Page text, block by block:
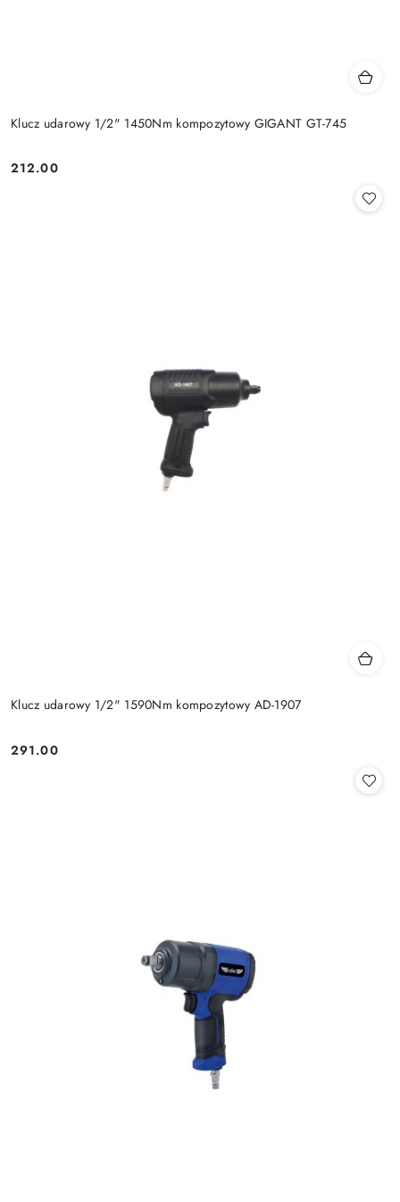
Klucz udarowy 1/2" 1450Nm kompozytowy GIGANT GT-745
Cena:
212.00
Klucz udarowy 1/2" 1590Nm kompozytowy AD-1907
Cena:
291.00